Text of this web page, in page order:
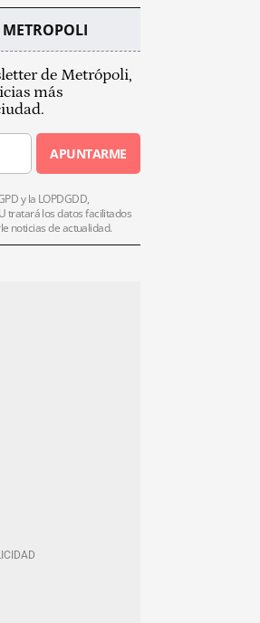
METROPOLI
de Metrópoli,
más
APUNTARME
y la LOPDGDD,
tratará los datos facilitados
noticias de actualidad.